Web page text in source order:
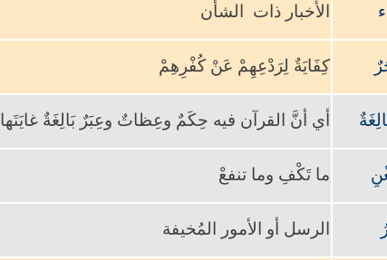
الأخبار ذات الشأن
كِفَايَةٌ لِرَدْعِهِمْ عَنْ كُفْرِهِمْ
أي أنَّ القرآن فيه حِكَمٌ وعِظاتٌ وعِبَرٌ بَالِغَةٌ غايَتَها
ما تَكْفِ وما تنفعْ
الرسل أو الأمور المُخيفة